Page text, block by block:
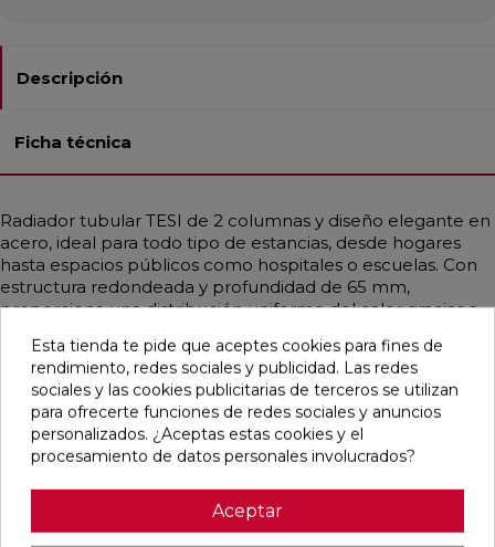
Descripción
Ficha técnica
Radiador tubular TESI de 2 columnas y diseño elegante en
acero, ideal para todo tipo de estancias, desde hogares
hasta espacios públicos como hospitales o escuelas. Con
estructura redondeada y profundidad de 65 mm,
proporciona una distribución uniforme del calor gracias a
baja temperatura, como calderas de condensación o
bombas de calor. Disponible en diferentes medidas con
potencias desde 14,9 hasta 2769 W por elemento
(∆T=50°C). Incluye soportes universales, purgador y tapón.
Color Blanco Estándar o en todos los acabados Irsap.
Esta tienda te pide que aceptes cookies para fines de
rendimiento, redes sociales y publicidad. Las redes
sociales y las cookies publicitarias de terceros se utilizan
para ofrecerte funciones de redes sociales y anuncios
personalizados. ¿Aceptas estas cookies y el
procesamiento de datos personales involucrados?
Aceptar